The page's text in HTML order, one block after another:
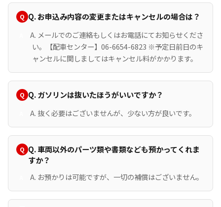
Q. お申込み内容の変更またはキャンセルの場合は？
A. メールでのご連絡もしくはお電話にてお知らせくださ
い。【配車センター】06-6654-6823 ※予定日前日のキ
ャンセルに関しましてはキャンセル料がかかります。
Q. ガソリンは抜いたほうがいいですか？
A. 抜く必要はございませんが、少ない方が良いです。
Q. 車両以外のパーツ類や書類なども預かってくれま
すか？
A. お預かりは可能ですが、一切の補償はございません。